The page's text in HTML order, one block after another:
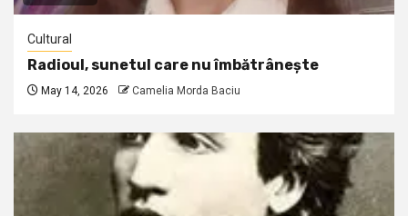
Cultural
Radioul, sunetul care nu îmbătrânește
May 14, 2026 Camelia Morda Baciu